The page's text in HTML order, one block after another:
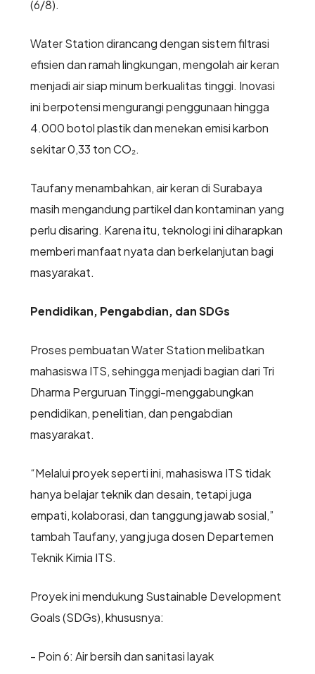
(6/8).
Water Station dirancang dengan sistem filtrasi
efisien dan ramah lingkungan, mengolah air keran
menjadi air siap minum berkualitas tinggi. Inovasi
ini berpotensi mengurangi penggunaan hingga
4.000 botol plastik dan menekan emisi karbon
sekitar 0,33 ton CO₂.
Taufany menambahkan, air keran di Surabaya
masih mengandung partikel dan kontaminan yang
perlu disaring. Karena itu, teknologi ini diharapkan
memberi manfaat nyata dan berkelanjutan bagi
masyarakat.
Pendidikan, Pengabdian, dan SDGs
Proses pembuatan Water Station melibatkan
mahasiswa ITS, sehingga menjadi bagian dari Tri
Dharma Perguruan Tinggi-menggabungkan
pendidikan, penelitian, dan pengabdian
masyarakat.
“Melalui proyek seperti ini, mahasiswa ITS tidak
hanya belajar teknik dan desain, tetapi juga
empati, kolaborasi, dan tanggung jawab sosial,”
tambah Taufany, yang juga dosen Departemen
Teknik Kimia ITS.
Proyek ini mendukung Sustainable Development
Goals (SDGs), khususnya:
- Poin 6: Air bersih dan sanitasi layak